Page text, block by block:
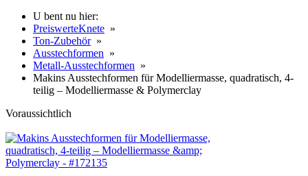
U bent nu hier:
PreiswerteKnete »
Ton-Zubehör»
Ausstechformen »
Metall-Ausstechformen »
Makins Ausstechformen für Modelliermasse, quadratisch, 4-
teilig – Modelliermasse & Polymerclay
Voraussichtlich